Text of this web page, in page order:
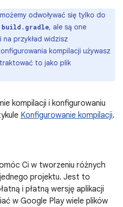
odwoływać się tylko do
build.gradle, ale są one
na przykład widzisz
kompilacji używasz
to jako plik
kompilacji i konfigurowaniu
Konfigurowanie kompilacji.
Ci w tworzeniu różnych
projektu. Jest to
i płatną wersję aplikacji
w Google Play wiele plików